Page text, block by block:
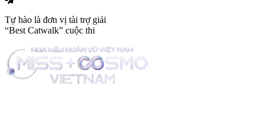
Tự hào là đơn vị tài trợ giải
“Best Catwalk” cuộc thi